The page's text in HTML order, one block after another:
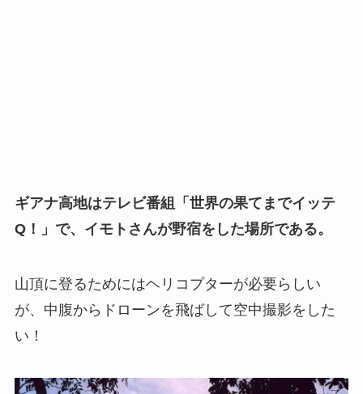
ギアナ高地はテレビ番組「世界の果てまでイッテ
Q！」で、イモトさんが野宿をした場所である。
山頂に登るためにはヘリコプターが必要らしい
が、中腹からドローンを飛ばして空中撮影をした
い！